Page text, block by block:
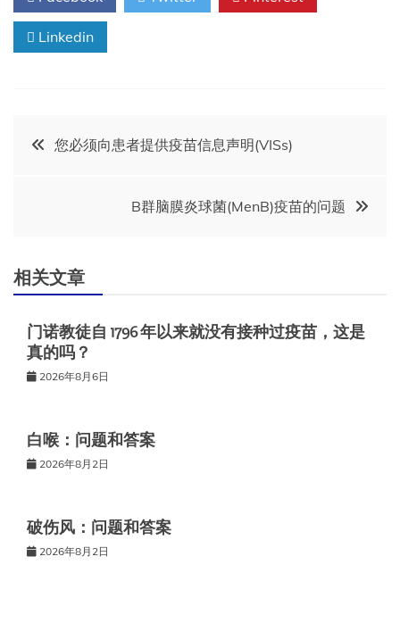
Linkedin
文
航
您必须向患者提供疫苗信息声明(VISs)
B群脑膜炎球菌(MenB)疫苗的问题
相关文章
门诺教徒自 1796 年以来就没有接种过疫苗，这是
真的吗？
2026年8月6日
白喉：问题和答案
2026年8月2日
破伤风：问题和答案
2026年8月2日